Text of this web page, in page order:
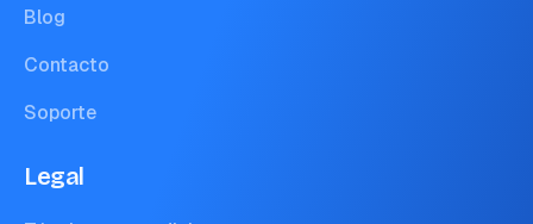
Blog
Contacto
Soporte
Legal